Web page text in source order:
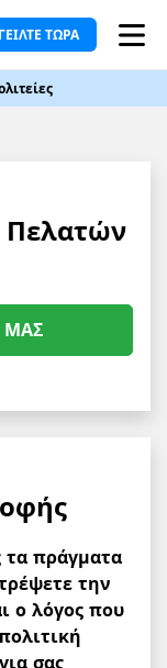
ΤΩΡΑ
Πελατών
ΜΑΣ
τα πράγματα
την
ο λόγος που
σας